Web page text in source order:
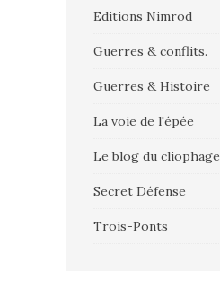
Editions Nimrod
Guerres & conflits.
Guerres & Histoire
La voie de l'épée
Le blog du cliophage
Secret Défense
Trois-Ponts